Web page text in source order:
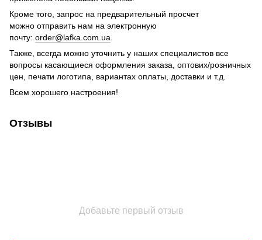
Кроме того, запрос на предварительный просчет
можно отправить нам на электронную
почту: order@lafka.com.ua
Также, всегда можно уточнить у наших специалистов все
вопросы касающиеся оформления заказа, оптових/розничных
цен, печати логотипа, вариантах оплаты, доставки и т.д.
Всем хорошего настроения!
Отзывы
Добавьте первый отзыв